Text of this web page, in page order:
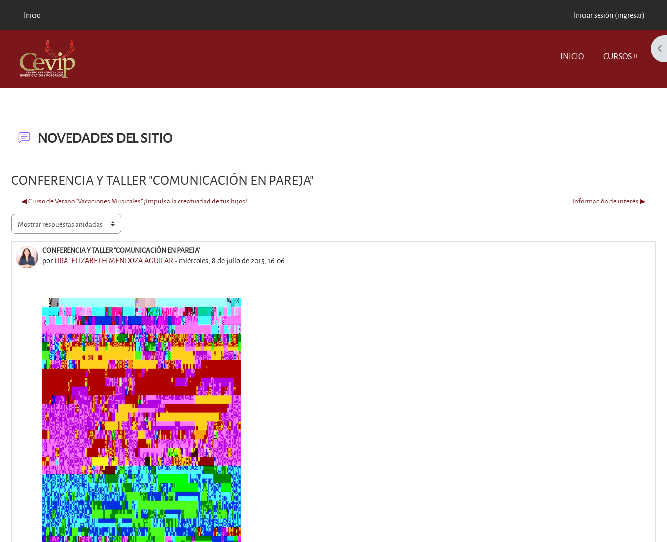
Inicio
Iniciar sesión (ingresar)
INICIO CURSOS
NOVEDADES DEL SITIO
CONFERENCIA Y TALLER "COMUNICACIÓN EN PAREJA"
◀︎ Curso de Verano “Vacaciones Musicales” ¡Impulsa la creatividad de tus hijos! Información de interés ▶︎
Modo de visualización
CONFERENCIA Y TALLER "COMUNICACIÓN EN PAREJA"
porDRA. ELIZABETH MENDOZA AGUILAR-miércoles, 8 de julio de 2015, 16:06
Número de respuestas: 0